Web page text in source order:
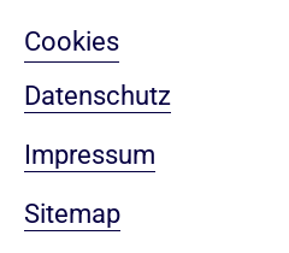
Cookies
Datenschutz
Impressum
Sitemap